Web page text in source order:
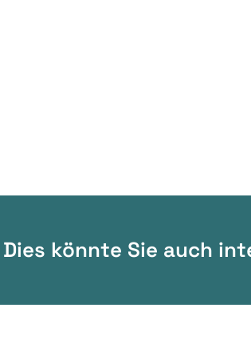
Dies könnte Sie auch